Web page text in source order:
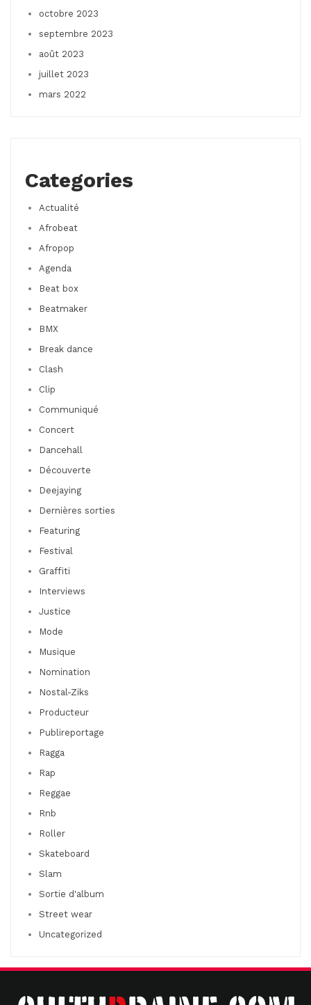
octobre 2023
septembre 2023
août 2023
juillet 2023
mars 2022
Categories
Actualité
Afrobeat
Afropop
Agenda
Beat box
Beatmaker
BMX
Break dance
Clash
Clip
Communiqué
Concert
Dancehall
Découverte
Deejaying
Dernières sorties
Featuring
Festival
Graffiti
Interviews
Justice
Mode
Musique
Nomination
Nostal-Ziks
Producteur
Publireportage
Ragga
Rap
Reggae
Rnb
Roller
Skateboard
Slam
Sortie d'album
Street wear
Uncategorized